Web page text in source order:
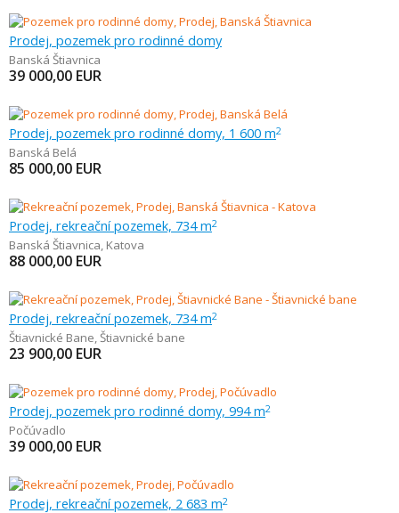
Prodej, pozemek pro rodinné domy
Banská Štiavnica
39 000,00 EUR
Prodej, pozemek pro rodinné domy, 1 600 m2
Banská Belá
85 000,00 EUR
Prodej, rekreační pozemek, 734 m2
Banská Štiavnica, Katova
88 000,00 EUR
Prodej, rekreační pozemek, 734 m2
Štiavnické Bane,Štiavnické bane
23 900,00 EUR
Prodej, pozemek pro rodinné domy, 994 m2
Počúvadlo
39 000,00 EUR
Prodej, rekreační pozemek, 2 683 m2